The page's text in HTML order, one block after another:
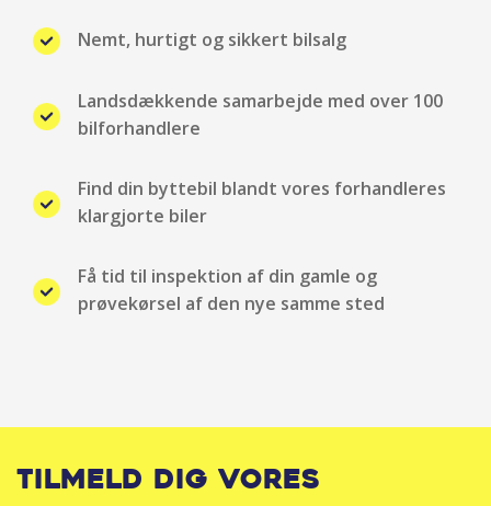
Nemt, hurtigt og sikkert bilsalg
Landsdækkende samarbejde med over 100
bilforhandlere
Find din byttebil blandt vores forhandleres
klargjorte biler
Få tid til inspektion af din gamle og
prøvekørsel af den nye samme sted
Tilmeld dig vores